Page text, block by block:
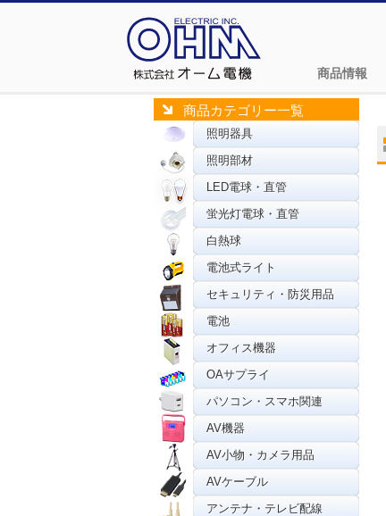
商品情報
商品カテゴリー一覧
照明器具
照明部材
LED電球・直管
蛍光灯電球・直管
白熱球
電池式ライト
セキュリティ・防災用品
電池
オフィス機器
OAサプライ
パソコン・スマホ関連
AV機器
AV小物・カメラ用品
AVケーブル
アンテナ・テレビ配線